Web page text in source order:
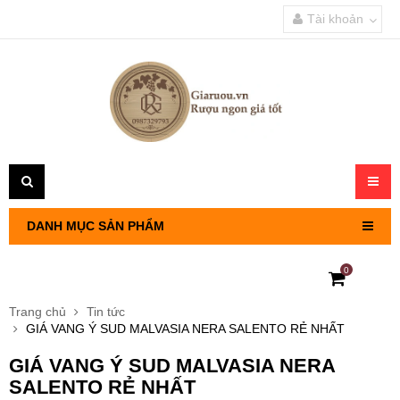
Tài khoản
DANH MỤC SẢN PHẨM
RƯỢU VANG CHILE
RƯỢU VANG Ý
0
Trang chủ
Tin tức
GIÁ VANG Ý SUD MALVASIA NERA SALENTO RẺ NHẤT
GIÁ VANG Ý SUD MALVASIA NERA
SALENTO RẺ NHẤT